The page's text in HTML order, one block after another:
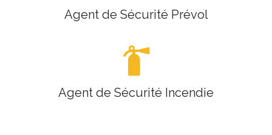
Agent de Sécurité Prévol
Agent de Sécurité Incendie